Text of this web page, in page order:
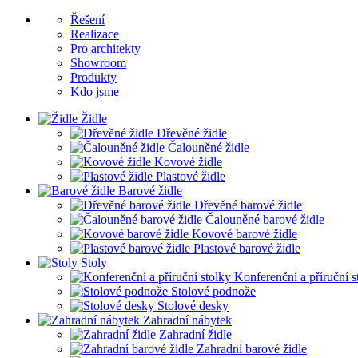
Řešení
Realizace
Pro architekty
Showroom
Produkty
Kdo jsme
Židle
Dřevěné židle
Čalouněné židle
Kovové židle
Plastové židle
Barové židle
Dřevěné barové židle
Čalouněné barové židle
Kovové barové židle
Plastové barové židle
Stoly
Konferenční a příruční
Stolové podnože
Stolové desky
Zahradní nábytek
Zahradní židle
Zahradní barové židle